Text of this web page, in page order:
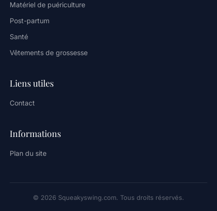
Matériel de puériculture
Post-partum
Santé
Vêtements de grossesse
Liens utiles
Contact
Informations
Plan du site
© 2026 Squeakyswing.com. Tous droits réservés.